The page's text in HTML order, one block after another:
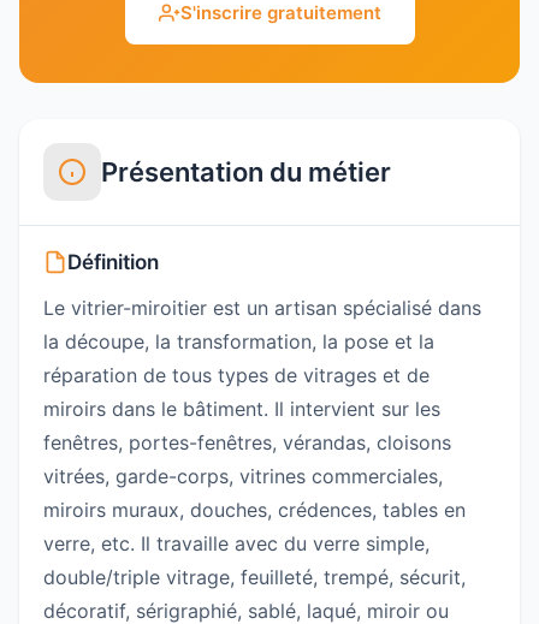
S'inscrire gratuitement
Présentation du métier
Définition
Le vitrier-miroitier est un artisan spécialisé dans
la découpe, la transformation, la pose et la
réparation de tous types de vitrages et de
miroirs dans le bâtiment. Il intervient sur les
fenêtres, portes-fenêtres, vérandas, cloisons
vitrées, garde-corps, vitrines commerciales,
miroirs muraux, douches, crédences, tables en
verre, etc. Il travaille avec du verre simple,
double/triple vitrage, feuilleté, trempé, sécurit,
décoratif, sérigraphié, sablé, laqué, miroir ou